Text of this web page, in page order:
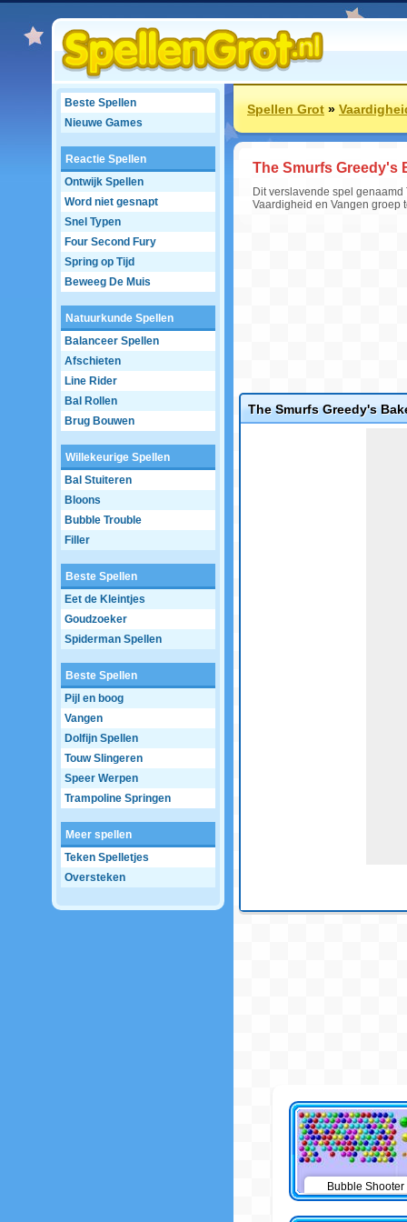
Beste Spellen
Nieuwe Games
Reactie Spellen
Ontwijk Spellen
Word niet gesnapt
Snel Typen
Four Second Fury
Spring op Tijd
Beweeg De Muis
Natuurkunde Spellen
Balanceer Spellen
Afschieten
Line Rider
Bal Rollen
Brug Bouwen
Willekeurige Spellen
Bal Stuiteren
Bloons
Bubble Trouble
Filler
Beste Spellen
Eet de Kleintjes
Goudzoeker
Spiderman Spellen
Beste Spellen
Pijl en boog
Vangen
Dolfijn Spellen
Touw Slingeren
Speer Werpen
Trampoline Springen
Meer spellen
Teken Spelletjes
Oversteken
Spellen Grot»
The Smurfs Greedy's
Dit verslavende spel
Vaardigheid en Vangen groep
The Smurfs Greedy's
Bubble Shooter